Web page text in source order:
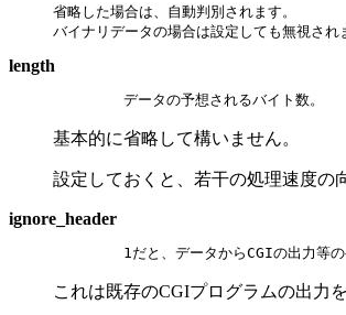
省略した場合は、自動判別されます。
バイナリデータの場合は設定しても無視され
length
        データの予想されるバイト数。
基本的に省略して構いません。
設定しておくと、若干の処理速度の
ignore_header
1だと、データからCGIの出力等の
これは既存のCGIプログラムの出力